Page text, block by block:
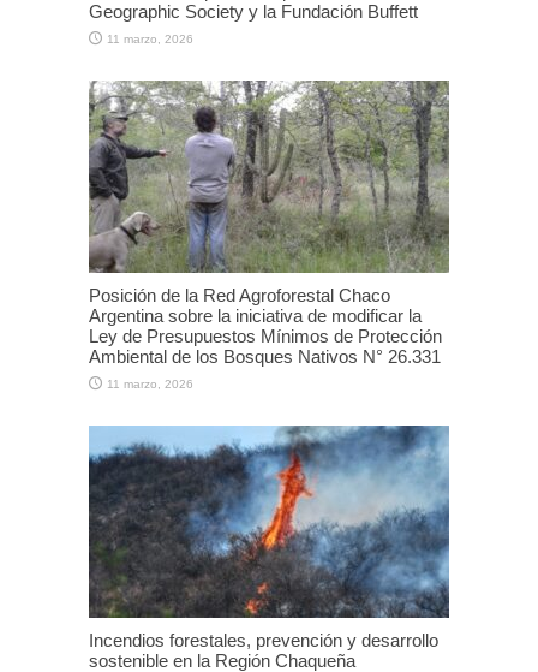
Geographic Society y la Fundación Buffett
11 marzo, 2026
Posición de la Red Agroforestal Chaco
Argentina sobre la iniciativa de modificar la
Ley de Presupuestos Mínimos de Protección
Ambiental de los Bosques Nativos N° 26.331
11 marzo, 2026
Incendios forestales, prevención y desarrollo
sostenible en la Región Chaqueña